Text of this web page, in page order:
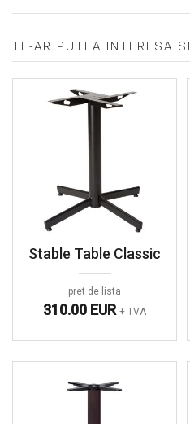
TE-AR PUTEA INTERESA SI
Stable Table Classic
pret de lista
310.00 EUR + TVA